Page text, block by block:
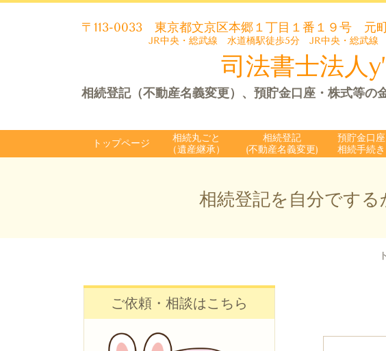
〒113-0033 東京都文京区本郷１丁目１番１９号 元
JR中央・総武線 水道橋駅徒歩5分 JR中央・総武線
司法書士法人
相続登記（不動産名義変更）、預貯金口座・株式等
トップページ
相続丸ごと
（遺産継承）
相続登記
(不動産名義変更)
預貯金口座
相続手続き
相続登記を自分です
ご依頼・相談はこちら